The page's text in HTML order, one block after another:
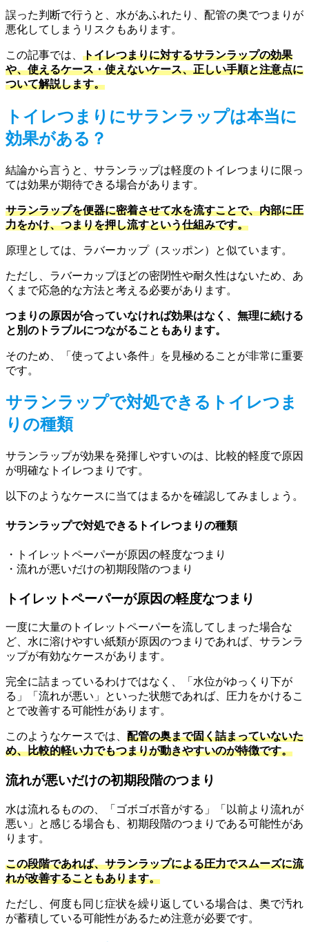
誤った判断で行うと、水があふれたり、配管の奥でつまりが
悪化してしまうリスクもあります。
この記事では、 トイレつまりに対するサランラップの効果
や、使えるケース・使えないケース、正しい手順と注意点に
ついて解説します。
トイレつまりにサランラップは本当に
効果がある？
結論から言うと、サランラップは軽度のトイレつまりに限っ
ては効果が期待できる場合があります。
サランラップを便器に密着させて水を流すことで、内部に圧
力をかけ、つまりを押し流すという仕組みです。
原理としては、ラバーカップ（スッポン）と似ています。
ただし、ラバーカップほどの密閉性や耐久性はないため、あ
くまで応急的な方法と考える必要があります。
つまりの原因が合っていなければ効果はなく、無理に続ける
と別のトラブルにつながることもあります。
そのため、「使ってよい条件」を見極めることが非常に重要
です。
サランラップで対処できるトイレつま
りの種類
サランラップが効果を発揮しやすいのは、比較的軽度で原因
が明確なトイレつまりです。
以下のようなケースに当てはまるかを確認してみましょう。
サランラップで対処できるトイレつまりの種類
・トイレットペーパーが原因の軽度なつまり
・流れが悪いだけの初期段階のつまり
トイレットペーパーが原因の軽度なつまり
一度に大量のトイレットペーパーを流してしまった場合な
ど、水に溶けやすい紙類が原因のつまりであれば、サランラ
ップが有効なケースがあります。
完全に詰まっているわけではなく、「水位がゆっくり下が
る」「流れが悪い」といった状態であれば、圧力をかけるこ
とで改善する可能性があります。
このようなケースでは、 配管の奥まで固く詰まっていないた
め、比較的軽い力でもつまりが動きやすいのが特徴です。
流れが悪いだけの初期段階のつまり
水は流れるものの、「ゴボゴボ音がする」「以前より流れが
悪い」と感じる場合も、初期段階のつまりである可能性があ
ります。
この段階であれば、サランラップによる圧力でスムーズに流
れが改善することもあります。
ただし、何度も同じ症状を繰り返している場合は、奥で汚れ
が蓄積している可能性があるため注意が必要です。